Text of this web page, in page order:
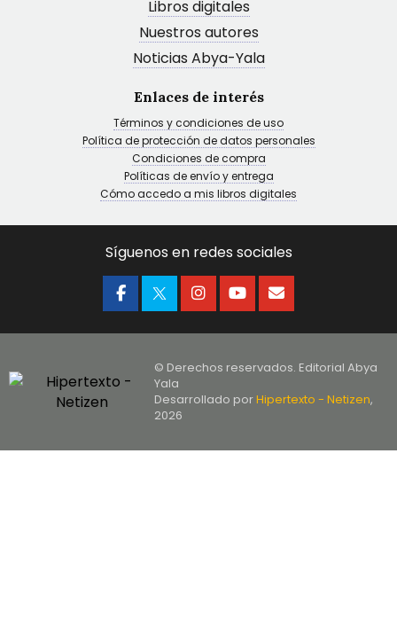
Libros digitales
Nuestros autores
Noticias Abya-Yala
Enlaces de interés
Términos y condiciones de uso
Política de protección de datos personales
Condiciones de compra
Políticas de envío y entrega
Cómo accedo a mis libros digitales
Síguenos en redes sociales
© Derechos reservados. Editorial Abya
Yala
Desarrollado porHipertexto - Netizen,
2026